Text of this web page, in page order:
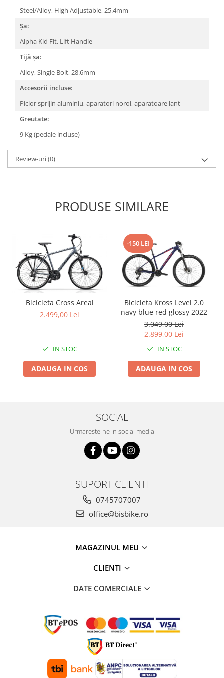
Steel/Alloy, High Adjustable, 25.4mm
Șa:
Alpha Kid Fit, Lift Handle
Tijă șa:
Alloy, Single Bolt, 28.6mm
Accesorii incluse:
Picior sprijin aluminiu, aparatori noroi, aparatoare lant
Greutate:
9 Kg (pedale incluse)
Review-uri(0)
PRODUSE SIMILARE
Bicicleta Cross Areal
2.499,00 Lei
IN STOC
ADAUGA IN COS
-150 LEI
Bicicleta Kross Level 2.0
navy blue red glossy 2022
3.049,00 Lei
2.899,00 Lei
IN STOC
ADAUGA IN COS
SOCIAL
Urmareste-ne in social media
SUPORT CLIENTI
0745707007
office@bisbike.ro
MAGAZINUL MEU
CLIENTI
DATE COMERCIALE